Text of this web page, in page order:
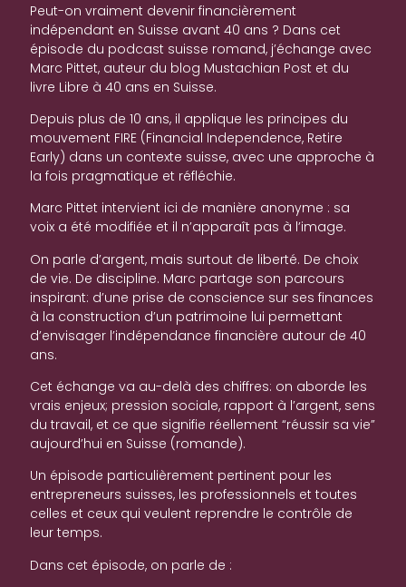
Peut-on vraiment devenir financièrement
indépendant en Suisse avant 40 ans ? Dans cet
épisode du podcast suisse romand, j’échange avec
Marc Pittet, auteur du blog Mustachian Post et du
livre Libre à 40 ans en Suisse.
Depuis plus de 10 ans, il applique les principes du
mouvement FIRE (Financial Independence, Retire
Early) dans un contexte suisse, avec une approche à
la fois pragmatique et réfléchie.
Marc Pittet intervient ici de manière anonyme : sa
voix a été modifiée et il n’apparaît pas à l’image.
On parle d’argent, mais surtout de liberté. De choix
de vie. De discipline. Marc partage son parcours
inspirant: d’une prise de conscience sur ses finances
à la construction d’un patrimoine lui permettant
d’envisager l’indépendance financière autour de 40
ans.
Cet échange va au-delà des chiffres: on aborde les
vrais enjeux; pression sociale, rapport à l’argent, sens
du travail, et ce que signifie réellement “réussir sa vie”
aujourd’hui en Suisse (romande).
Un épisode particulièrement pertinent pour les
entrepreneurs suisses, les professionnels et toutes
celles et ceux qui veulent reprendre le contrôle de
leur temps.
Dans cet épisode, on parle de :